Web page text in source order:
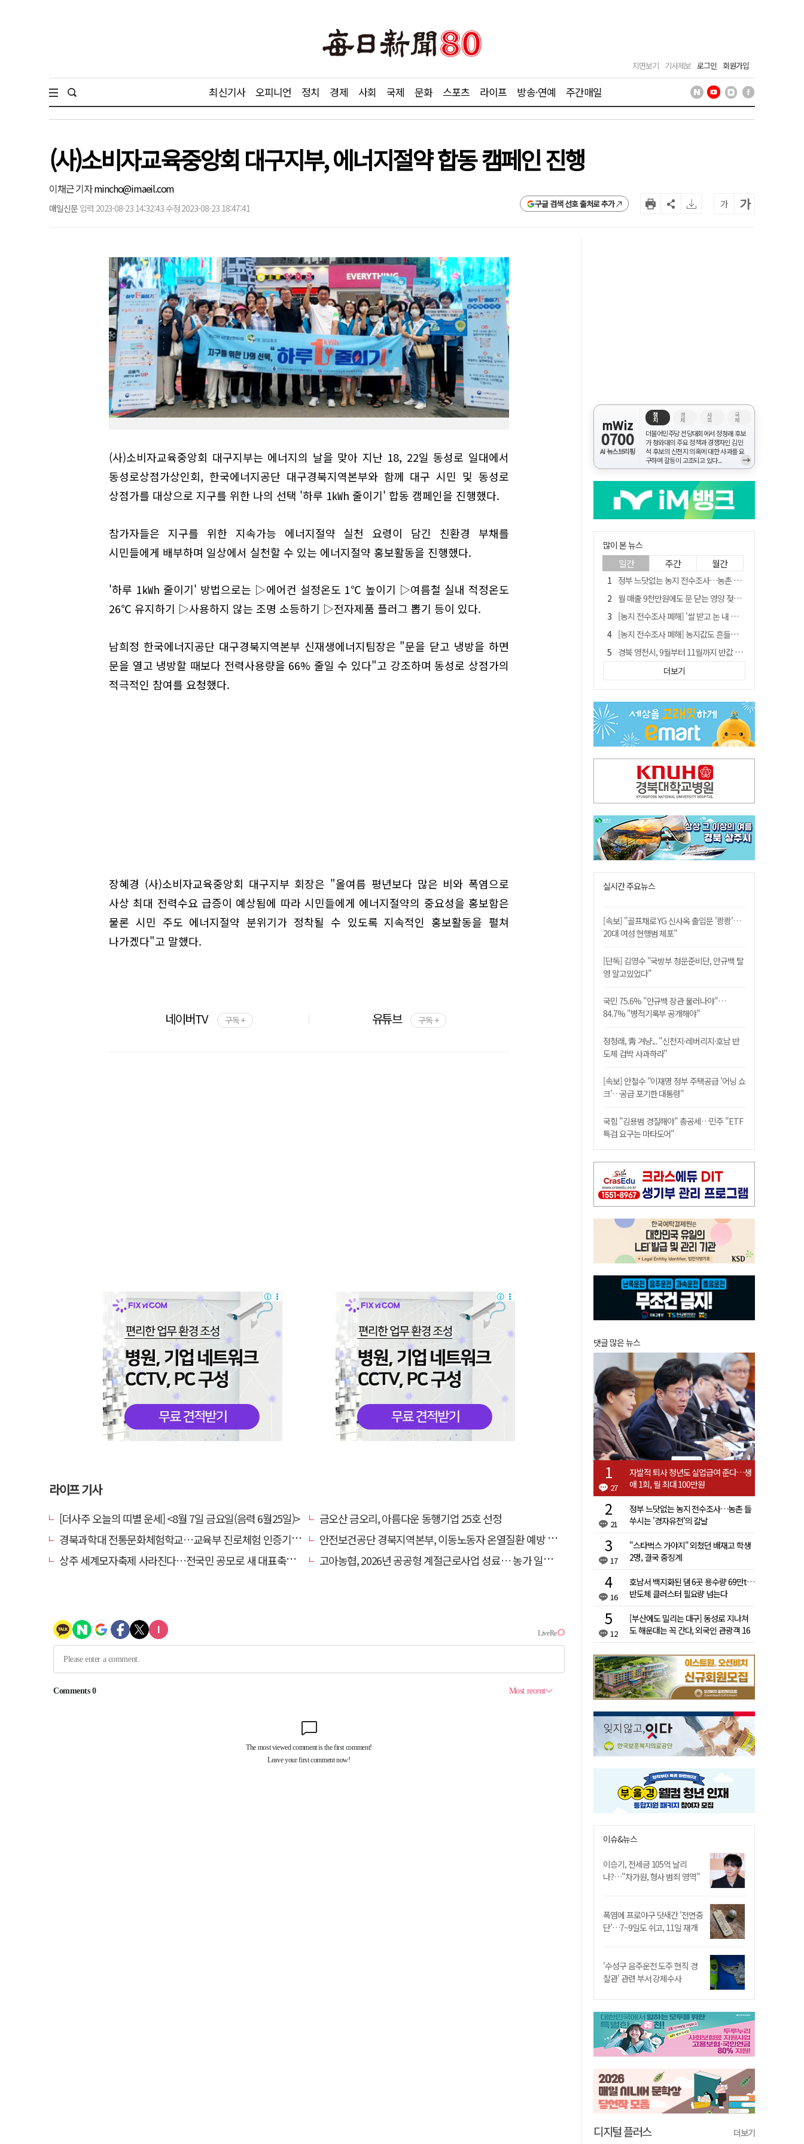
지면보기 기사제보 로그인 회원가입
최신기사 오피니언 정치 경제 사회 국제 문화 스포츠 라이프 방송·연예 주간매일
(사)소비자교육중앙회 대구지부, 에너지절약 합동 캠페인 진행
이채근 기자mincho@imaeil.com
매일신문 입력 2023-08-23 14:32:43 수정 2023-08-23 18:47:41 구글 검색 선호 출처로 추가 가 가
(사)소비자교육중앙회 대구지부는 에너지의 날을 맞아 지난 18, 22일 동성로 일대에서
동성로상점가상인회, 한국에너지공단 대구경북지역본부와 함께 대구 시민 및 동성로
상점가를 대상으로 지구를 위한 나의 선택 '하루 1㎾h 줄이기' 합동 캠페인을 진행했다.
참가자들은 지구를 위한 지속가능 에너지절약 실천 요령이 담긴 친환경 부채를
시민들에게 배부하며 일상에서 실천할 수 있는 에너지절약 홍보활동을 진행했다.
'하루 1㎾h 줄이기' 방법으로는 ▷에어컨 설정온도 1℃ 높이기 ▷여름철 실내 적정온도
26℃ 유지하기 ▷사용하지 않는 조명 소등하기 ▷전자제품 플러그 뽑기 등이 있다.
남희정 한국에너지공단 대구경북지역본부 신재생에너지팀장은 "문을 닫고 냉방을 하면
문을 열고 냉방할 때보다 전력사용량을 66% 줄일 수 있다"고 강조하며 동성로 상점가의
적극적인 참여를 요청했다.
장혜경 (사)소비자교육중앙회 대구지부 회장은 "올여름 평년보다 많은 비와 폭염으로
사상 최대 전력수요 급증이 예상됨에 따라 시민들에게 에너지절약의 중요성을 홍보함은
물론 시민 주도 에너지절약 분위기가 정착될 수 있도록 지속적인 홍보활동을 펼쳐
나가겠다"고 말했다.
네이버TV 구독 + 유튜브 구독 +
라이프 기사
[더사주 오늘의 띠별 운세] <8월 7일 금요일(음력 6월25일)>
금오산 금오리, 아름다운 동행기업 25호 선정
경북과학대 전통문화체험학교…교육부 진로체험 인증기관 선정
안전보건공단 경북지역본부, 이동노동자 온열질환 예방 캠페인
상주 세계모자축제 사라진다…전국민 공모로 새 대표축제 발굴 나서
고아농협, 2026년 공공형 계절근로사업 성료… 농가 일손 부족 해소 '효자'
mWiz
0700
AI 뉴스브리핑
정
치
경
제
사
회
국
제
더불어민주당 전당대회에서 정청래 후보
가 청와대의 주요 정책과 경쟁자인 김민
석 후보의 신천지 의혹에 대한 사과를 요
구하며 갈등이 고조되고 있다...
→
많이 본 뉴스
일간 주간 월간
정부 느닷없는 농지 전수조사…농촌 들쑤시는 '경자유전'의 칼날
월 매출 9천만원에도 문 닫는 영양 젖소농장… "일할 사람이 없어"
[농지 전수조사 폐해] '쌀 받고 논 내 준' 도지농 이제 어쩌나?
[농지 전수조사 폐해] 농지값도 흔들리나…"도지 막히면 헐값 매물 나올 수도"
경북 영천시, 9월부터 11월까지 반값 여행 혜택 제공
국민 51.9% "李 대통령 재판 재개 필요하다"
[농지 전수조사 폐해] 실경작농·청년농 부담도 커진다
아쉬운 태클
김주수 전 의성군수 공덕비 결국 철거… 문화재법 위반 원상복구
더보기
실시간 주요뉴스
[속보] "골프채로 YG 신사옥 출입문 '쾅쾅'…
20대 여성 현행범 체포"
[단독] 김영수 "국방부 청문준비단, 안규백 탈
영 알고있었다"
국민 75.6% "안규백 장관 물러나야"…
84.7% "병적기록부 공개해야"
정청래, 靑 겨냥... "신천지·레버리지·호남 반
도체 겁박 사과하라"
[속보] 안철수 "이재명 정부 주택공급 '어닝 쇼
크'…공급 포기한 대통령"
국힘 "김용범 경질해야" 총공세…민주 "ETF
특검 요구는 마타도어"
댓글 많은 뉴스
27
자발적 퇴사 청년도 실업급여 준다…생
애 1회, 월 최대 100만원
21
정부 느닷없는 농지 전수조사…농촌 들
쑤시는 '경자유전'의 칼날
17
"스타벅스 가야지" 외쳤던 배재고 학생
2명, 결국 중징계
16
호남서 백지화된 댐 6곳 용수량 69만t…
반도체 클러스터 필요량 넘는다
12
[부산에도 밀리는 대구] 동성로 지나쳐
도 해운대는 꼭 간다, 외국인 관광객 16
이슈&뉴스
이승기, 전세금 105억 날리
나?…"차가원, 형사 범죄 영역"
폭염에 프로야구 닷새간 '전면중
단'…7~9일도 쉬고, 11일 재개
'수성구 음주운전 도주 현직 경
찰관' 관련 부서 강제수사
디지털 플러스 더보기